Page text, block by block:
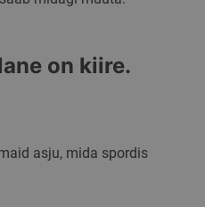
on kiire.
asju, mida spordis